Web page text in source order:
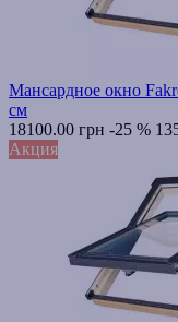
Мансардное окно
см
18100.00 грн -25 %
Акция